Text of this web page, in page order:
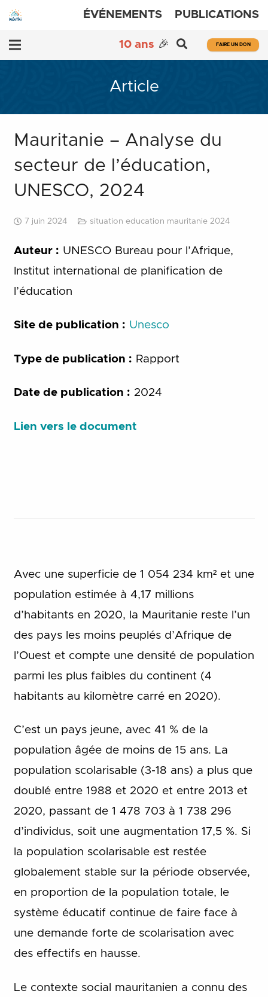
ÉVÉNEMENTS PUBLICATIONS
10 ans 🎉 FAIRE UN DON
Article
Mauritanie – Analyse du
secteur de l’éducation,
UNESCO, 2024
7 juin 2024 situation education mauritanie 2024
Auteur : UNESCO Bureau pour l’Afrique,
Institut international de planification de
l’éducation
Site de publication : Unesco
Type de publication : Rapport
Date de publication : 2024
Lien vers le document
Avec une superficie de 1 054 234 km² et une
population estimée à 4,17 millions
d’habitants en 2020, la Mauritanie reste l’un
des pays les moins peuplés d’Afrique de
l’Ouest et compte une densité de population
parmi les plus faibles du continent (4
habitants au kilomètre carré en 2020).
C’est un pays jeune, avec 41 % de la
population âgée de moins de 15 ans. La
population scolarisable (3-18 ans) a plus que
doublé entre 1988 et 2020 et entre 2013 et
2020, passant de 1 478 703 à 1 738 296
d’individus, soit une augmentation 17,5 %. Si
la population scolarisable est restée
globalement stable sur la période observée,
en proportion de la population totale, le
système éducatif continue de faire face à
une demande forte de scolarisation avec
des effectifs en hausse.
Le contexte social mauritanien a connu des